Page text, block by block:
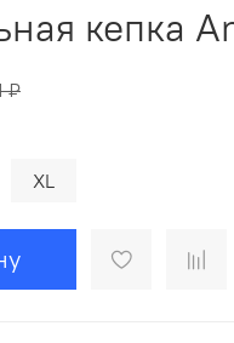
кепка
₽
XL